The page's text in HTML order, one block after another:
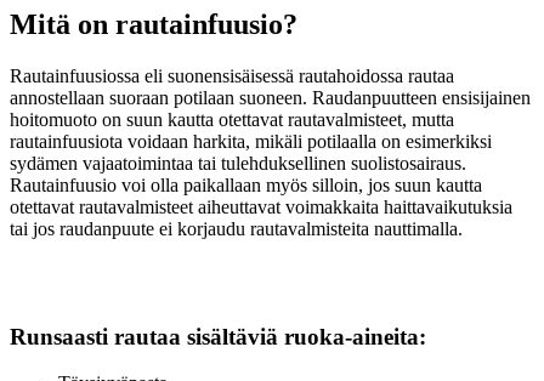
Mitä on rautainfuusio?
Rautainfuusiossa eli suonensisäisessä rautahoidossa rautaa
annostellaan suoraan potilaan suoneen. Raudanpuutteen ensisijainen
hoitomuoto on suun kautta otettavat rautavalmisteet, mutta
rautainfuusiota voidaan harkita, mikäli potilaalla on esimerkiksi
sydämen vajaatoimintaa tai tulehduksellinen suolistosairaus.
Rautainfuusio voi olla paikallaan myös silloin, jos suun kautta
otettavat rautavalmisteet aiheuttavat voimakkaita haittavaikutuksia
tai jos raudanpuute ei korjaudu rautavalmisteita nauttimalla.
Runsaasti rautaa sisältäviä ruoka-aineita: